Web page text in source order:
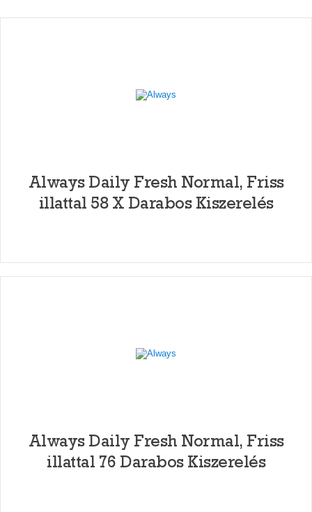
Always Daily Fresh Normal, Friss
illattal 58 X Darabos Kiszerelés
Always Daily Fresh Normal, Friss
illattal 76 Darabos Kiszerelés